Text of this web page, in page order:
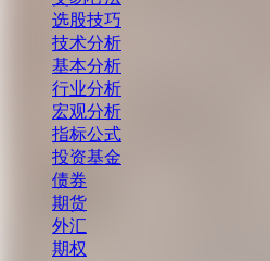
选股技巧
技术分析
基本分析
行业分析
宏观分析
指标公式
投资基金
债券
期货
外汇
期权